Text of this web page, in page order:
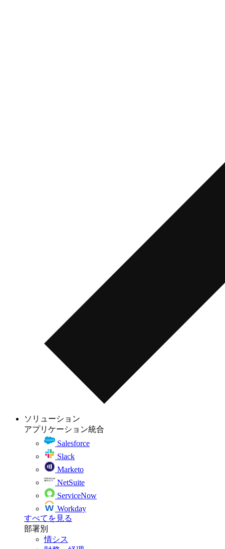
ソリューション
アプリケーション統合
Salesforce
Slack
Marketo
NetSuite
ServiceNow
Workday
すべてを見る
部署別
情シス